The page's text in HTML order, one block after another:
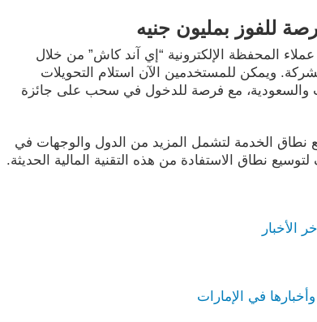
للفوز بمليون جنيه
المحفظة الإلكترونية “إي آند كاش” من خلال
ويمكن للمستخدمين الآن استلام التحويلات
والسعودية، مع فرصة للدخول في سحب على جائزة
نطاق الخدمة لتشمل المزيد من الدول والوجهات في
نطاق الاستفادة من هذه التقنية المالية الحديثة.
الأخبار
وأخبارها في الإمارات